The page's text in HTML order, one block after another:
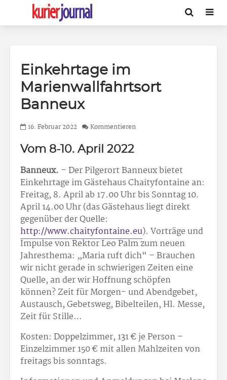
Einkehrtage im
Marienwallfahrtsort
Banneux
16. Februar 2022 Kommentieren
Vom 8-10. April 2022
Banneux. – Der Pilgerort Banneux bietet
Einkehrtage im Gästehaus Chaityfontaine an:
Freitag, 8. April ab 17.00 Uhr bis Sonntag 10.
April 14.00 Uhr (das Gästehaus liegt direkt
gegenüber der Quelle:
http://www.chaityfontaine.eu). Vorträge und
Impulse von Rektor Leo Palm zum neuen
Jahresthema: „Maria ruft dich“ – Brauchen
wir nicht gerade in schwierigen Zeiten eine
Quelle, an der wir Hoffnung schöpfen
können? Zeit für Morgen- und Abendgebet,
Austausch, Gebetsweg, Bibelteilen, Hl. Messe,
Zeit für Stille…
Kosten: Doppelzimmer, 131 € je Person –
Einzelzimmer 150 € mit allen Mahlzeiten von
freitags bis sonntags.